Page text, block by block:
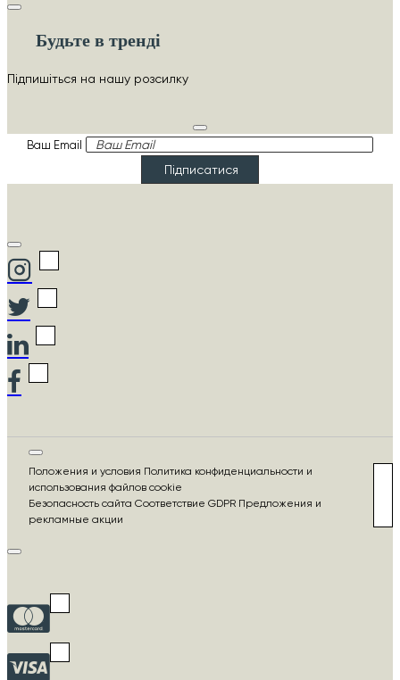
Будьте в тренді
Підпишіться на нашу розсилку
Ваш Email
Підписатися
Положения и условия Политика конфиденциальности и
использования файлов cookie
Безопасность сайта Соответствие GDPR Предложения и
рекламные акции